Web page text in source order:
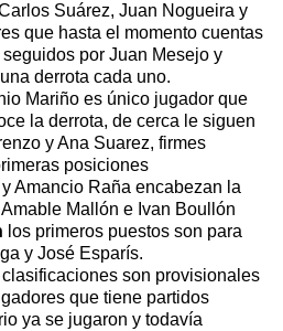
Suárez, Juan Nogueira y
que hasta el momento cuentas
por Juan Mesejo y
derrota cada uno.
Mariño es único jugador que
la derrota, de cerca le siguen
y Ana Suarez, firmes
posiciones
Amancio Raña encabezan la
Mallón e Ivan Boullón
los primeros puestos son para
y José Esparís.
son provisionales
que tiene partidos
ya se jugaron y todavía